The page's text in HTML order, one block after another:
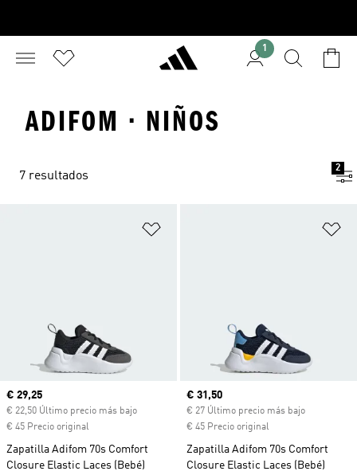
1
ADIFOM · NIÑOS
7 resultados
2
Precio actual
€ 29,25
€ 22,50 Último precio más bajo
€ 45 Precio original
Zapatilla Adifom 70s Comfort
Closure Elastic Laces (Bebé)
Precio actual
€ 31,50
€ 27 Último precio más bajo
€ 45 Precio original
Zapatilla Adifom 70s Comfort
Closure Elastic Laces (Bebé)